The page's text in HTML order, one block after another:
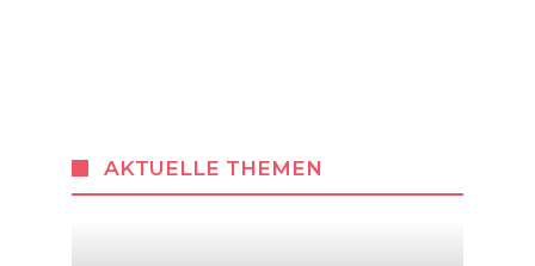
AKTUELLE THEMEN